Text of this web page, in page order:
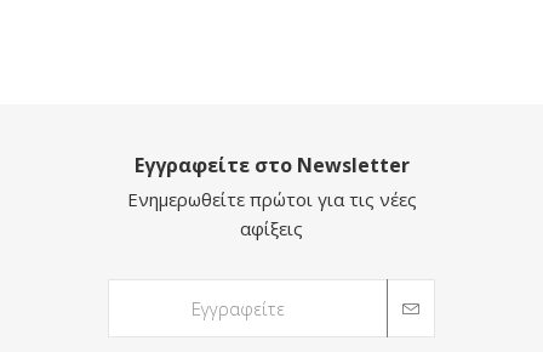
Εγγραφείτε στο Newsletter
Ενημερωθείτε πρώτοι για τις νέες
αφίξεις